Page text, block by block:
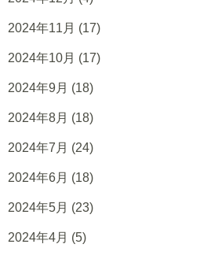
2024年11月 (17)
2024年10月 (17)
2024年9月 (18)
2024年8月 (18)
2024年7月 (24)
2024年6月 (18)
2024年5月 (23)
2024年4月 (5)